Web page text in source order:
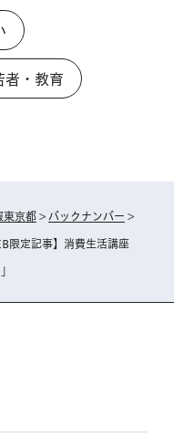
者・教育
東京都 > バックナンバー >
限定記事】消費生活講座